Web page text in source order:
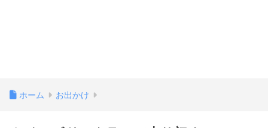
ホーム お出かけ